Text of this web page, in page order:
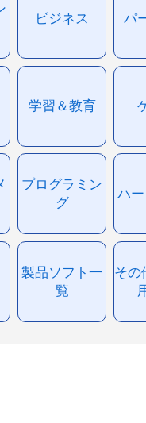
ビジネス パ
学習＆教育
プログラミン
グ
ハ
製品ソフト一
覧
その